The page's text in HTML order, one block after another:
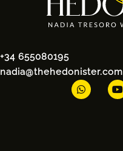
+34 655080195
nadia@thehedonister.com